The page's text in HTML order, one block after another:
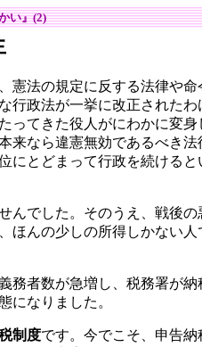
い』(2)
憲法の規定に反する法律や
行政法が一挙に改正された
ってきた役人がにわかに変
来なら違憲無効であるべき
にとどまって行政を続ける
んでした。そのうえ、戦後
ほんの少しの所得しかない
務者数が急増し、税務署が
になりました。
制度です。今でこそ、申告